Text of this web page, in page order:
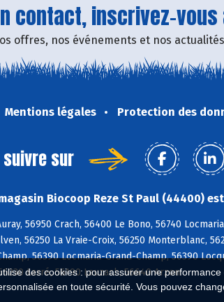
des cookies : pour assurer une
en toute sécurité. Vous pouvez
contact, inscrivez-
offres, nos événements et nos
Mentions légales Protection des
suivre sur
Biocoop Reze St Paul (44400)
56950 Crach, 56400 Le Bono, 56740
56250 La Vraie-Croix, 56250 Monterblanc,
56390 Locmaria-Grand-Champ, 56390
Larré, 56190 Lauzach, 56640 Arzon